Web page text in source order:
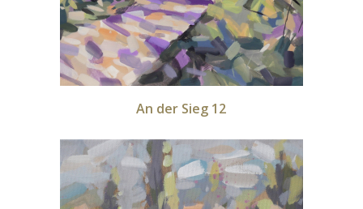
An der Sieg 12